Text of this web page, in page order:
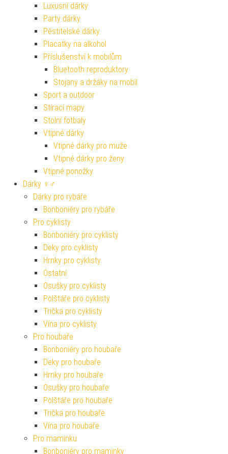
Luxusní dárky
Party dárky
Pěstitelské dárky
Placatky na alkohol
Příslušenství k mobilům
Bluetooth reproduktory
Stojany a držáky na mobil
Sport a outdoor
Stírací mapy
Stolní fotbaly
Vtipné dárky
Vtipné dárky pro muže
Vtipné dárky pro ženy
Vtipné ponožky
Dárky ♀♂
Dárky pro rybáře
Bonboniéry pro rybáře
Pro cyklisty
Bonboniéry pro cyklisty
Deky pro cyklisty
Hrnky pro cyklisty
Ostatní
Osušky pro cyklisty
Polštáře pro cyklisty
Trička pro cyklisty
Vína pro cyklisty
Pro houbaře
Bonboniéry pro houbaře
Deky pro houbaře
Hrnky pro houbaře
Osušky pro houbaře
Polštáře pro houbaře
Trička pro houbaře
Vína pro houbaře
Pro maminku
Bonboniéry pro maminky